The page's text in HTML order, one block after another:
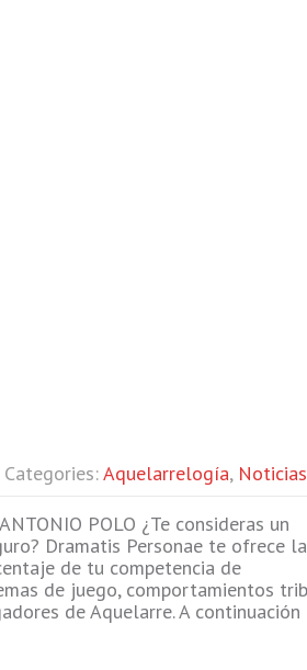
Categories:Aquelarrelogía, Noticias
POLO ¿Te consideras un
Dramatis Personae te ofrece la
de tu competencia de
de juego, comportamientos
de Aquelarre. A continuación